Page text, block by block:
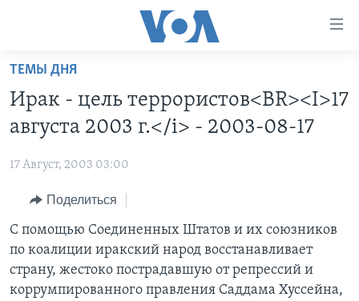
Перейти
основной
контент
Перейти
навигации
Перейти
поиск
ПРОГРАММЫ
НОВОСТИ ЗА МИНУТУ
ИТОГИ
ПОЧЕМУ ЭТО ВАЖНО?
ДИСКУССИЯ VOA
ДЕТАЛИ
ПРОЕКТЫ
УЧИМ АНГЛИЙСКИЙ
НАША АМЕРИКАНСКАЯ ИСТОРИЯ
А КАК В АМЕРИКЕ?
АРТЕФАКТЫ
АМЕРИКАНСКИЕ ГОРОДКИ
ЭКСПЕРТИЗА
ИНТЕРВЬЮ
ФАКТЫ ПРОТИВ ФЕЙКОВ
ЗА СВОБОДУ ПРЕССЫ
УЧИМ АНГЛИЙСКИЙ
ТЕМЫ ДНЯ
Ирак - цель террористов<BR><I>17
августа 2003 г.</i> - 2003-08-17
17 Август, 2003 03:00
Поделиться
С помощью Соединенных Штатов и их союзников
по коалиции иракский народ восстанавливает
страну, жестоко пострадавшую от репрессий и
коррумпированного правления Саддама Хуссейна,